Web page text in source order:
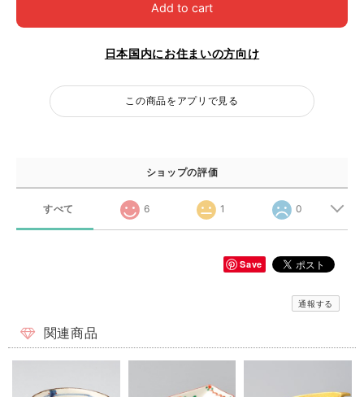
Add to cart
日本国内にお住まいの方向け
この商品をアプリで見る
ショップの評価
すべて 6 1 0
Save
通報する
関連商品